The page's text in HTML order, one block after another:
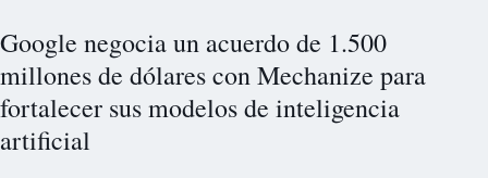
Google negocia un acuerdo de 1.500
millones de dólares con Mechanize para
fortalecer sus modelos de inteligencia
artificial